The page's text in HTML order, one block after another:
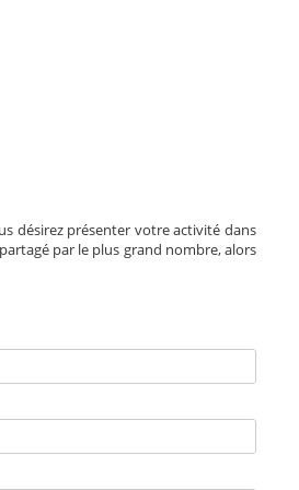
désirez présenter votre activité dans
par le plus grand nombre, alors